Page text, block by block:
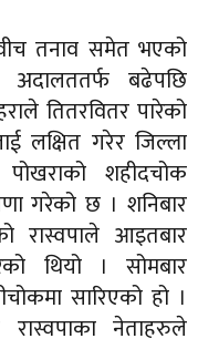
तनाव समेत भएको
अदालततर्फ बढेपछि
तितरवितर पारेको
लक्षित गरेर जिल्ला
शहीदचोक
गरेको छ । शनिबार
रास्वपाले आइतबार
थियो । सोमबार
सारिएको हो ।
रास्वपाका नेताहरुले